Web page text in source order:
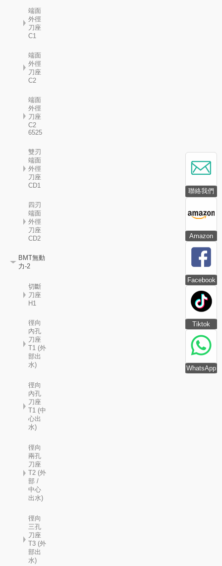
聯絡我們
Amazon
Facebook
Tiktok
WhatsApp
端面
外徑
刀座
C1
端面
外徑
刀座
C2
端面
外徑
刀座
C2
6525
雙刃
端面
外徑
刀座
CD1
四刃
端面
外徑
刀座
CD2
BMT無動
力-2
切斷
刀座
H1
徑向
內孔
刀座
T1 (外
部出
水)
徑向
內孔
刀座
T1 (中
心出
水)
徑向
兩孔
刀座
T2 (外
部 /
中心
出水)
徑向
三孔
刀座
T3 (外
部出
水)